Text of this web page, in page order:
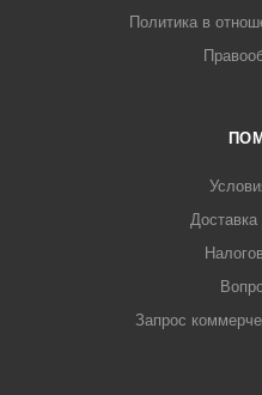
Политика в
Доставка
Запрос